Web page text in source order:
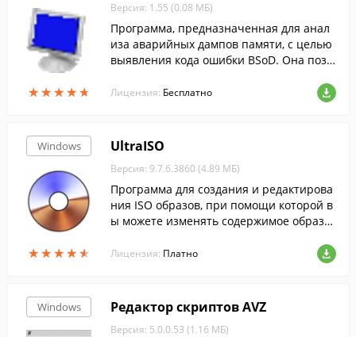
★★★★★
★★★★★
Версия: 1.55 (0.08 МБ)
Программа, предназначенная для анал
иза аварийных дампов памяти, с целью
выявления кода ошибки BSoD. Она позв
ии об ошибке, которая привела к сбою с
истемы, а также может указать на драйв
и.
Лицензия: Бесплатно
Windows
★★★★★
★★★★★
UltraISO
Версия: 9.7.6.3860 (4.89 МБ)
Программа для создания и редактирова
ния ISO образов, при помощи которой в
ы можете изменять содержимое образо
ь ISO-файлы с жесткого диска.
Лицензия: Платно
Windows Редактор скриптов AVZ
Версия: 5.0.0.53 (1.16 МБ)